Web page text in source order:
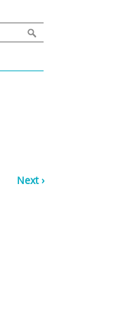
Next ›